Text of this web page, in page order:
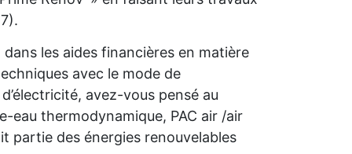
dans les aides financières en matière
avec le mode de
avez-vous pensé au
eau thermodynamique, PAC air /air
partie des énergies renouvelables